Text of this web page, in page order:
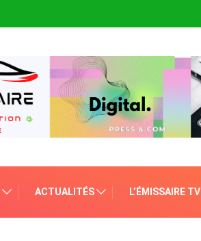
ACTUALITÉS L’ÉMISSAIRE TV